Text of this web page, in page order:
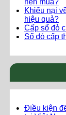
Khiếu nại
hiệu quả?
Cấp sổ đỏ
Sổ đỏ cấp
Điều kiện